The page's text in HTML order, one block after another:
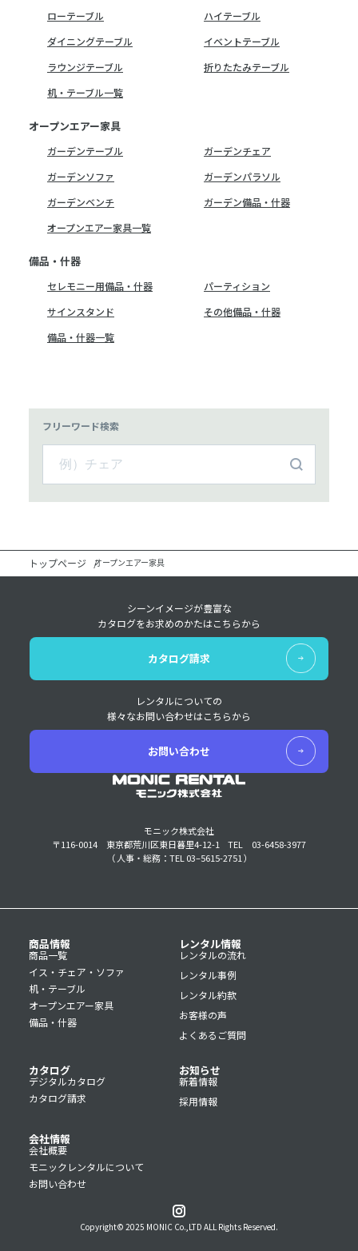
ローテーブル
ハイテーブル
ダイニングテーブル
イベントテーブル
ラウンジテーブル
折りたたみテーブル
机・テーブル一覧
オープンエアー家具
ガーデンテーブル
ガーデンチェア
ガーデンソファ
ガーデンパラソル
ガーデンベンチ
ガーデン備品・什器
オープンエアー家具一覧
備品・什器
セレモニー用備品・什器
パーティション
サインスタンド
その他備品・什器
備品・什器一覧
フリーワード検索
トップページ オープンエアー家具
モニック株式会社
〒116-0014 東京都荒川区東日暮里4-12-1
TEL 03-6458-3977
（ 人事・総務：TEL 03–5615-2751 ）
シーンイメージが豊富な
カタログをお求めのかたはこちらから
カタログ請求
レンタルについての
様々なお問い合わせはこちらから
お問い合わせ
商品情報
商品一覧
イス・チェア・ソファ
机・テーブル
オープンエアー家具
備品・什器
レンタル情報
レンタルの流れ
レンタル事例
レンタル約款
お客様の声
よくあるご質問
カタログ
デジタルカタログ
カタログ請求
お知らせ
新着情報
採用情報
会社情報
会社概要
モニックレンタルについて
お問い合わせ
Copyright© 2025 MONIC Co.,LTD ALL Rights Reserved.